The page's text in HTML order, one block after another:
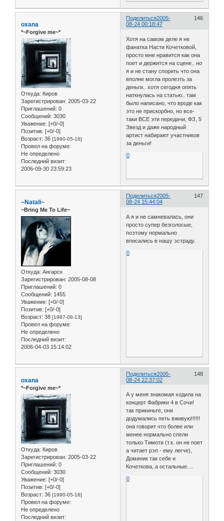
Поделиться 146
2005-
08-24 00:18:47
oxana
*~Forgive me~*
Откуда: Киров
Зарегистрирован: 2005-03-22
Приглашений: 0
Сообщений: 3030
Уважение: [+0/-0]
Позитив: [+0/-0]
Возраст: 36 [1990-05-16]
Провел на форуме:
Не определено
Последний визит:
2006-09-30 23:59:23
Хотя на самом деле я не
фанатка Насти Кочетковой,
просто мне нравится как она
поет и держится на сцене.. но
я и не стану спорить что она
вполне могла пролезть за
деньги.. хотя сегодня опять
наткнулась на статью.. там
было написано, что вроде как
это не прискорбно, но все-
таки ВСЕ эти передачи, ФЗ, 5
Звезд и даже народный
артист набирают участников
за деньги!
0
Поделиться 147
2005-
08-24 15:44:04
~Natali~
~Bring Me To Life~
Откуда: Ангарск
Зарегистрирован: 2005-08-08
Приглашений: 0
Сообщений: 1455
Уважение: [+0/-0]
Позитив: [+0/-0]
Возраст: 38 [1987-08-13]
Провел на форуме:
Не определено
Последний визит:
2006-04-03 15:14:02
А я и не самневалась, они
просто супер безголосые,
поэтому нормально
вписались в нашу эстраду.
0
Поделиться 148
2005-
08-24 22:37:02
oxana
*~Forgive me~*
Откуда: Киров
Зарегистрирован: 2005-03-22
Приглашений: 0
Сообщений: 3030
Уважение: [+0/-0]
Позитив: [+0/-0]
Возраст: 36 [1990-05-16]
Провел на форуме:
Не определено
Последний визит:
А у меня знакомая ходила на
концерт Фабрики 4 в Сочи!
так прикиньте, они
додумались петь вживую!!!!!!
она говорит что более или
менее нормально спели
только Тимоти (т.к. он не поет
а читает рэп - ему легче),
Доминик так себе и
Кочеткова, а остальные....
0